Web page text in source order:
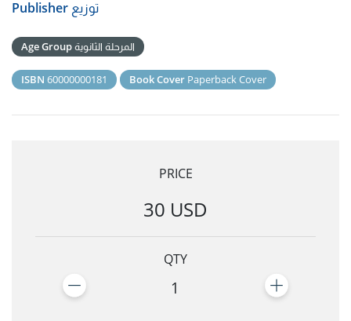
Publisher توزيع
Age Groupالمرحلة الثانوية
ISBN 60000000181 Book Cover Paperback Cover
PRICE
30 USD
QTY
1